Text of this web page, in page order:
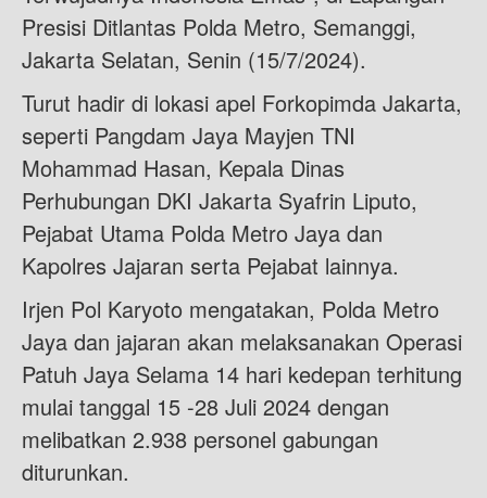
Presisi Ditlantas Polda Metro, Semanggi,
Jakarta Selatan, Senin (15/7/2024).
Turut hadir di lokasi apel Forkopimda Jakarta,
seperti Pangdam Jaya Mayjen TNI
Mohammad Hasan, Kepala Dinas
Perhubungan DKI Jakarta Syafrin Liputo,
Pejabat Utama Polda Metro Jaya dan
Kapolres Jajaran serta Pejabat lainnya.
Irjen Pol Karyoto mengatakan, Polda Metro
Jaya dan jajaran akan melaksanakan Operasi
Patuh Jaya Selama 14 hari kedepan terhitung
mulai tanggal 15 -28 Juli 2024 dengan
melibatkan 2.938 personel gabungan
diturunkan.